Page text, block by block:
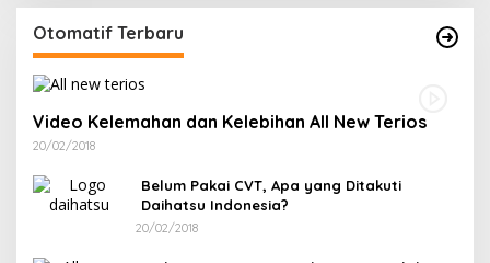
Otomatif Terbaru
Video Kelemahan dan Kelebihan All New Terios
20/02/2018
Belum Pakai CVT, Apa yang Ditakuti
Daihatsu Indonesia?
20/02/2018